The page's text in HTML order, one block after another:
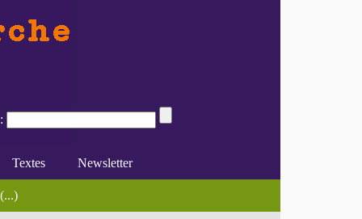
travail : approches (...)
du féminisme
: une (...)
Textes Newsletter